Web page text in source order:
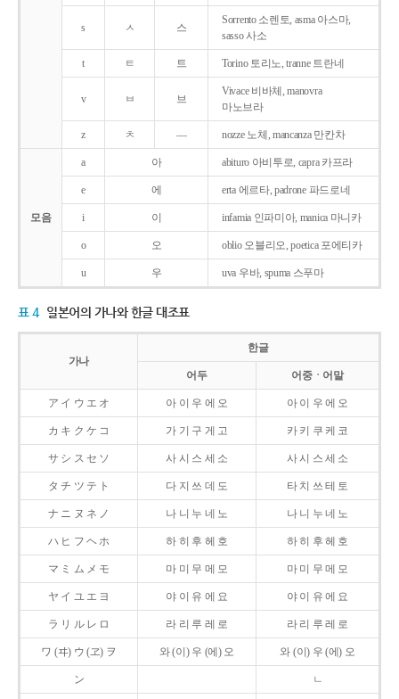
s ㅅ 스
Sorrento 소렌토, asma 아스마,
sasso 사소
t ㅌ 트 Torino 토리노, tranne 트란네
v ㅂ 브
Vivace 비바체, manovra
마노브라
z ㅊ ― nozze 노체, mancanza 만칸차
모음
a 아 abituro 아비투로, capra 카프라
e 에 erta 에르타, padrone 파드로네
i 이 infamia 인파미아, manica 마니카
o 오 oblio 오블리오, poetica 포에티카
u 우 uva 우바, spuma 스푸마
표 4 일본어의 가나와 한글 대조표
가나
한글
어두 어중ㆍ어말
ア イ ウ エ オ 아 이 우 에 오 아 이 우 에 오
カ キ ク ケ コ 가 기 구 게 고 카 키 쿠 케 코
サ シ ス セ ソ 사 시 스 세 소 사 시 스 세 소
タ チ ツ テ ト 다 지 쓰 데 도 타 치 쓰 테 토
ナ ニ ヌ ネ ノ 나 니 누 네 노 나 니 누 네 노
ハ ヒ フ ヘ ホ 하 히 후 헤 호 하 히 후 헤 호
マ ミ ム メ モ 마 미 무 메 모 마 미 무 메 모
ヤ イ ユ エ ヨ 야 이 유 에 요 야 이 유 에 요
ラ リ ル レ ロ 라 리 루 레 로 라 리 루 레 로
ワ (ヰ) ウ (ヱ) ヲ 와 (이) 우 (에) 오 와 (이) 우 (에) 오
ン ㄴ